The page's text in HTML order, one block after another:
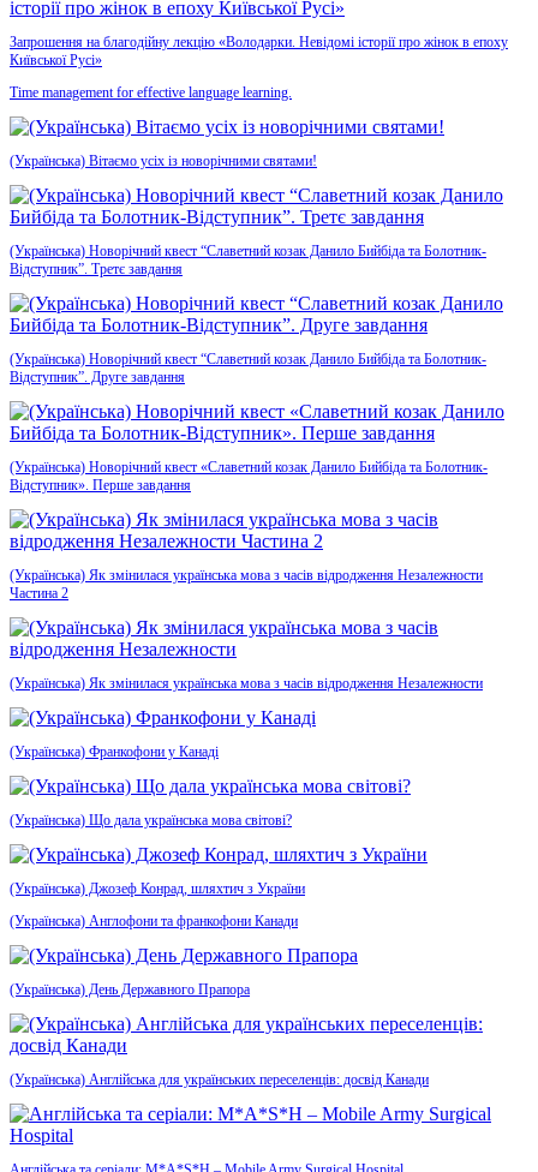
Запрошення на благодійну лекцію «Володарки. Невідомі історії про жінок в епоху
Київської Русі»
Time management for effective language learning.
(Українська) Вітаємо усіх із новорічними святами!
(Українська) Новорічний квест “Славетний козак Данило Бийбіда та Болотник-
Відступник”. Третє завдання
(Українська) Новорічний квест “Славетний козак Данило Бийбіда та Болотник-
Відступник”. Друге завдання
(Українська) Новорічний квест «Славетний козак Данило Бийбіда та Болотник-
Відступник». Перше завдання
(Українська) Як змінилася українська мова з часів відродження Незалежности
Частина 2
(Українська) Як змінилася українська мова з часів відродження Незалежности
(Українська) Франкофони у Канаді
(Українська) Що дала українська мова світові?
(Українська) Джозеф Конрад, шляхтич з України
(Українська) Англофони та франкофони Канади
(Українська) День Державного Прапора
(Українська) Англійська для українських переселенців: досвід Канади